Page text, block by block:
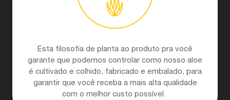
Esta filosofia de planta ao produto pra você
garante que podemos controlar como nosso aloe
é cultivado e colhido, fabricado e embalado, para
garantir que você receba a mais alta qualidade
com o melhor custo possível.